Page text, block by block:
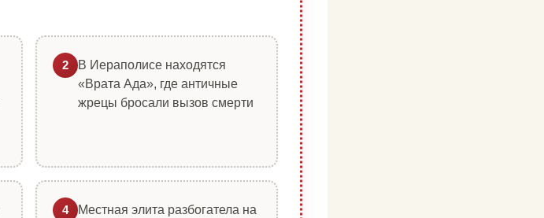
2
В Иераполисе находятся
«Врата Ада», где античные
жрецы бросали вызов смерти
4
Местная элита разбогатела на